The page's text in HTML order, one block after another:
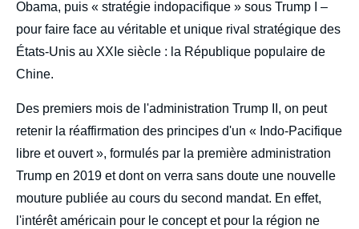
Obama, puis « stratégie indopacifique » sous Trump I –
pour faire face au véritable et unique rival stratégique des
États-Unis au XXIe siècle : la République populaire de
Chine.
Des premiers mois de l'administration Trump II, on peut
retenir la réaffirmation des principes d'un « Indo-Pacifique
libre et ouvert », formulés par la première administration
Trump en 2019 et dont on verra sans doute une nouvelle
mouture publiée au cours du second mandat. En effet,
l'intérêt américain pour le concept et pour la région ne